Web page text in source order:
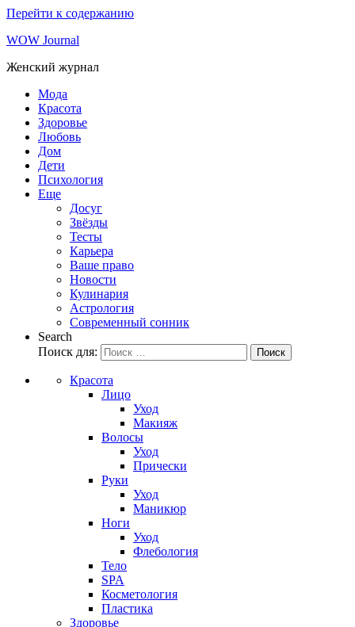
Перейти к содержанию
WOW Journal
Женский журнал
Мода
Красота
Здоровье
Любовь
Дом
Дети
Психология
Еще
Досуг
Звёзды
Тесты
Карьера
Ваше право
Новости
Кулинария
Астрология
Современный сонник
Search
Поиск для:
Поиск
Красота
Лицо
Уход
Макияж
Волосы
Уход
Прически
Руки
Уход
Маникюр
Ноги
Уход
Флебология
Тело
SPA
Косметология
Пластика
Здоровье